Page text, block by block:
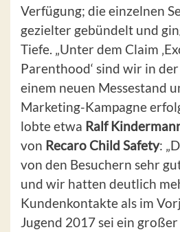
Verfügung; die einzelnen
gezielter gebündelt und
Tiefe. „Unter dem Claim
Parenthood‘ sind wir in
einem neuen Messestand
Marketing-Kampagne
lobte etwa Ralf
von Recaro Child Safety:
von den Besuchern sehr
und wir hatten deutlich
Kundenkontakte als im
Jugend 2017 sei ein